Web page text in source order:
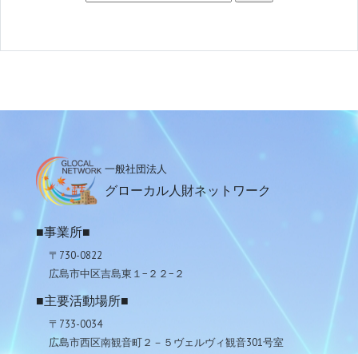
一般社団法人
グローカル人財ネットワーク
■事業所■
〒730-0822
広島市中区吉島東１−２２−２
■主要活動場所■
〒733-0034
広島市西区南観音町２－５ヴェルヴィ観音301号室